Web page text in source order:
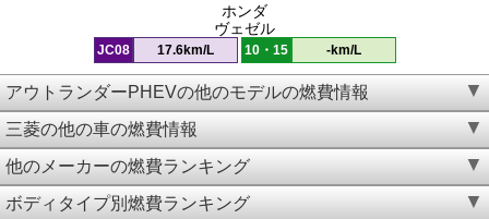
ホンダ
ヴェゼル
JC08 17.6km/L 10・15 -km/L
アウトランダーPHEVの他のモデルの燃費情報
三菱の他の車の燃費情報
他のメーカーの燃費ランキング
ボディタイプ別燃費ランキング